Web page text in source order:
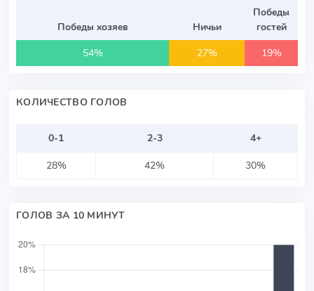
Победы хозяев Ничьи
Победы
гостей
54%
27% 19%
КОЛИЧЕСТВО ГОЛОВ
0-1 2-3
4+
28%
42% 30%
ГОЛОВ ЗА 10 МИНУТ